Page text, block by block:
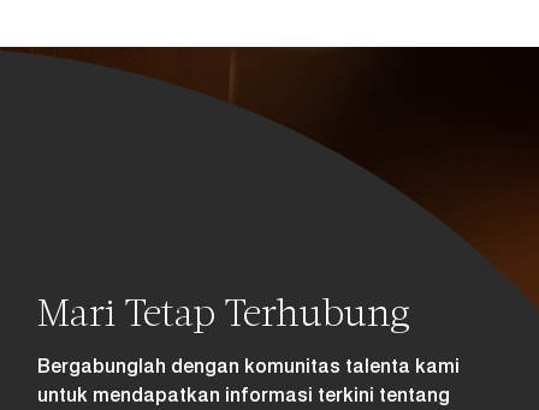
Mari Tetap Terhubung
Bergabunglah dengan komunitas talenta kami
untuk mendapatkan informasi terkini tentang